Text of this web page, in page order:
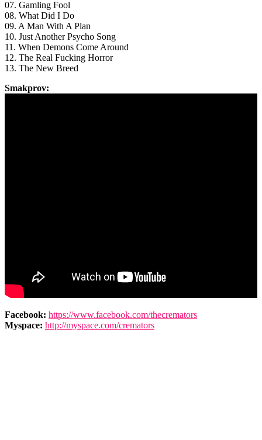
07. Gamling Fool
08. What Did I Do
09. A Man With A Plan
10. Just Another Psycho Song
11. When Demons Come Around
12. The Real Fucking Horror
13. The New Breed
Smakprov:
Facebook: https://www.facebook.com/thecremators
Myspace: http://myspace.com/cremators